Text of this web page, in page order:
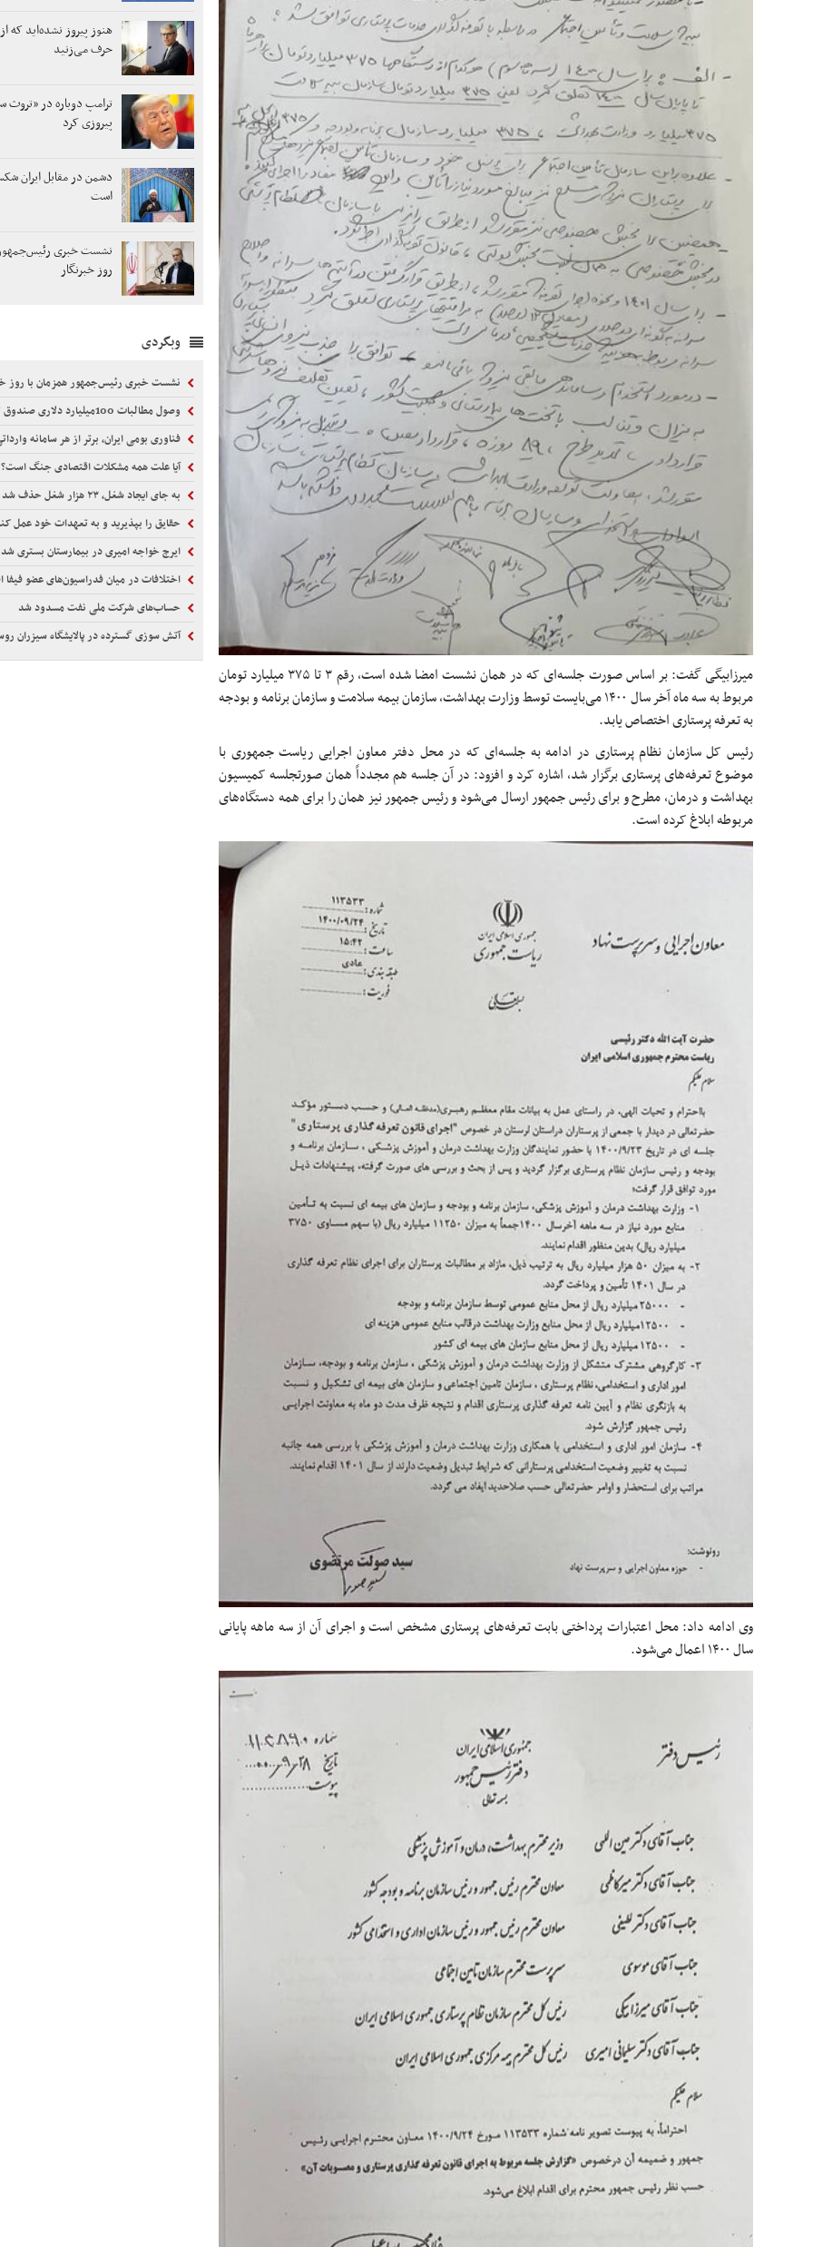
میرزابیگی گفت: بر اساس صورت جلسه‌ای که در همان نشست امضا شده است، رقم ۳ تا ۳۷۵ میلیارد تومان
مربوط به سه ماه آخر سال ۱۴۰۰ می‌بایست توسط وزارت بهداشت، سازمان بیمه سلامت و سازمان برنامه و بودجه
به تعرفه پرستاری اختصاص یابد.
رئیس کل سازمان نظام پرستاری در ادامه به جلسه‌ای که در محل دفتر معاون اجرایی ریاست جمهوری با
موضوع تعرفه‌های پرستاری برگزار شد، اشاره کرد و افزود: در آن جلسه هم مجدداً همان صورتجلسه کمیسیون
بهداشت و درمان، مطرح و برای رئیس جمهور ارسال می‌شود و رئیس جمهور نیز همان را برای همه دستگاه‌های
مربوطه ابلاغ کرده است.
وی ادامه داد: محل اعتبارات پرداختی بابت تعرفه‌های پرستاری مشخص است و اجرای آن از سه ماهه پایانی
سال ۱۴۰۰ اعمال می‌شود.
هنوز پیروز نشده‌اید که از
حرف می‌زنید
ترامپ دوباره در «تروث
پیروزی کرد
دشمن در مقابل ایران
است
نشست خبری
روز خبرنگار
وبگردی
نشست خبری رئیس‌جمهور همزمان با روز
وصول مطالبات 100میلیارد دلاری صندوق توسعه ازدولت
فناوری بومی ایران، برتر از هر سامانه
آیا علت همه مشکلات اقتصادی جنگ است؟
به جای ایجاد شغل، ۲۳ هزار شغل حذف شد
حقایق را بپذیرید و به تعهدات خود عمل
ایرج خواجه امیری در بیمارستان بستری شد
اختلافات در میان فدراسیون‌های عضو فیفا
حساب‌های شرکت ملی نفت مسدود شد
آتش سوزی گسترده در پالایشگاه سیزران